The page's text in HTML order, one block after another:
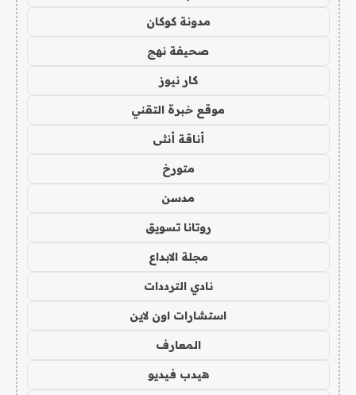
مدونة كوكان
صحيفة نهج
كار نيوز
موقع خبرة التقني
أناقة أنثى
متورخ
مدسن
روتانا تسويق
مجلة الابداع
نادي الترددات
استشارات اون لاين
المعارف
هيدب فيديو